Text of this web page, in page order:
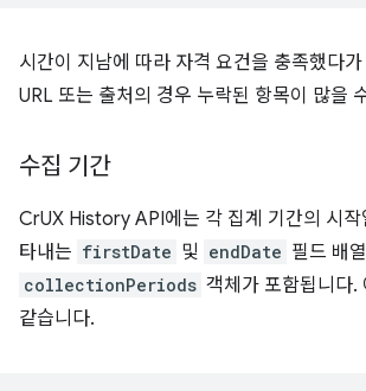
시간이 지남에 따라 자격 요건을 충족했다
URL 또는 출처의 경우 누락된 항목이 많을
수집 기간
CrUX History API에는 각 집계 기간의 시작
타내는 firstDate 및 endDate 필드 배
collectionPeriods 객체가 포함됩니다.
같습니다.